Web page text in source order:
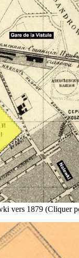
vers 1879 (Cliquer